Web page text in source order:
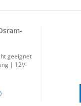
ge­eig­net
| 12V-​